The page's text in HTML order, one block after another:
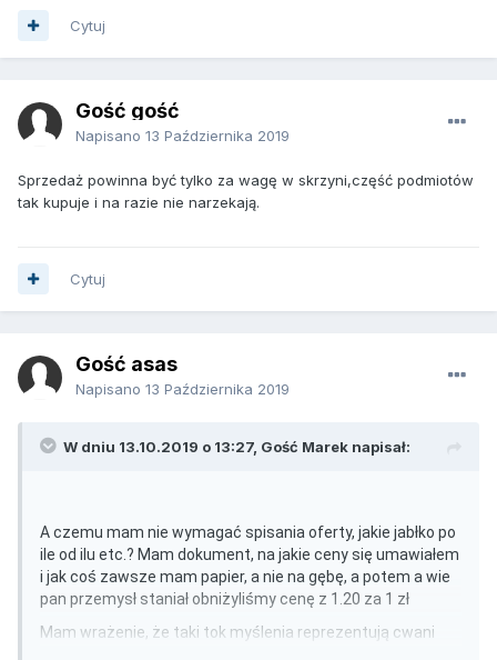
Cytuj
Gość gość
Napisano 13 Października 2019
Sprzedaż powinna być tylko za wagę w skrzyni,część podmiotów
tak kupuje i na razie nie narzekają.
Cytuj
Gość asas
Napisano 13 Października 2019
W dniu 13.10.2019 o 13:27, Gość Marek napisał:
A czemu mam nie wymagać spisania oferty, jakie jabłko po
ile od ilu etc.? Mam dokument, na jakie ceny się umawiałem
i jak coś zawsze mam papier, a nie na gębę, a potem a wie
pan przemysł staniał obniżyliśmy cenę z 1.20 za 1 zł
Mam wrażenie, że taki tok myślenia reprezentują cwani